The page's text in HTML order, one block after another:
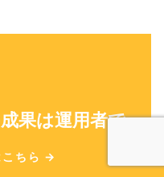
果は運用者で
ちら